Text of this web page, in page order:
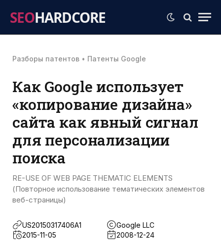
SEOHARDCORE
Разборы патентов • Патенты Google
Как Google использует
«копирование дизайна»
сайта как явный сигнал
для персонализации
поиска
RE-USE OF WEB PAGE THEMATIC ELEMENTS
(Повторное использование тематических элементов
веб-страницы)
US20150317406A1
Google LLC
2015-11-05
2008-12-24